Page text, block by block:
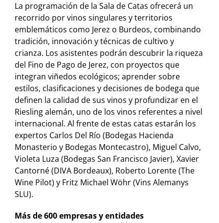
La programación de la Sala de Catas ofrecerá un
recorrido por vinos singulares y territorios
emblemáticos como Jerez o Burdeos, combinando
tradición, innovación y técnicas de cultivo y
crianza. Los asistentes podrán descubrir la riqueza
del Fino de Pago de Jerez, con proyectos que
integran viñedos ecológicos; aprender sobre
estilos, clasificaciones y decisiones de bodega que
definen la calidad de sus vinos y profundizar en el
Riesling alemán, uno de los vinos referentes a nivel
internacional. Al frente de estas catas estarán los
expertos Carlos Del Río (Bodegas Hacienda
Monasterio y Bodegas Montecastro), Miguel Calvo,
Violeta Luza (Bodegas San Francisco Javier), Xavier
Cantorné (DIVA Bordeaux), Roberto Lorente (The
Wine Pilot) y Fritz Michael Wöhr (Vins Alemanys
SLU).
Más de 600 empresas y entidades